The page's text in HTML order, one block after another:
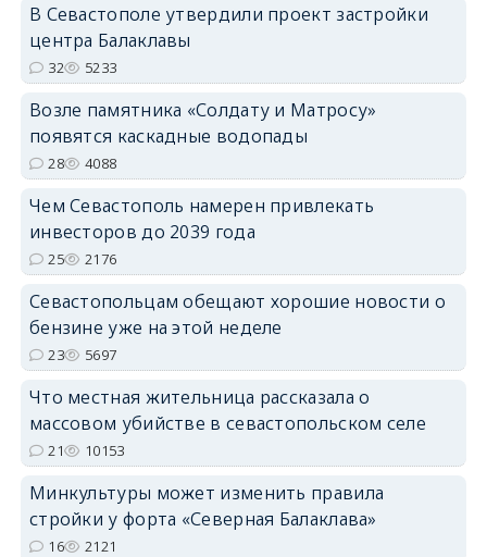
В Севастополе утвердили проект застройки
центра Балаклавы
32 5233
Возле памятника «Солдату и Матросу»
появятся каскадные водопады
28 4088
Чем Севастополь намерен привлекать
инвесторов до 2039 года
25 2176
Севастопольцам обещают хорошие новости о
бензине уже на этой неделе
23 5697
Что местная жительница рассказала о
массовом убийстве в севастопольском селе
21 10153
Минкультуры может изменить правила
стройки у форта «Северная Балаклава»
16 2121